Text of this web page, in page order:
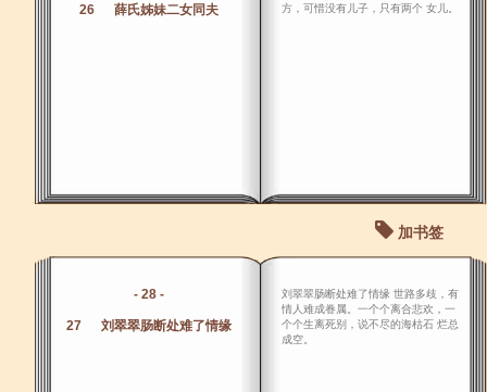
26 薛氏姊妹二女同夫
方，可惜没有儿子，只有两个 女儿。
加书签
- 28 -
27 刘翠翠肠断处难了情缘
刘翠翠肠断处难了情缘 世路多歧，有
情人难成眷属。一个个离合悲欢，一
个个生离死别，说不尽的海枯石 烂总
成空。